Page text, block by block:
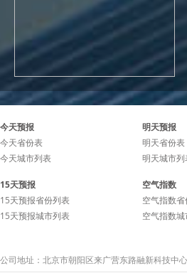
今天预报
今天省份表
今天城市列表
明天预报
明天省份表
明天城市列
15天预报
15天预报省份列表
15天预报城市列表
空气指数
空气指数
空气指数
公司地址：北京市朝阳区来广营东路融新科技中